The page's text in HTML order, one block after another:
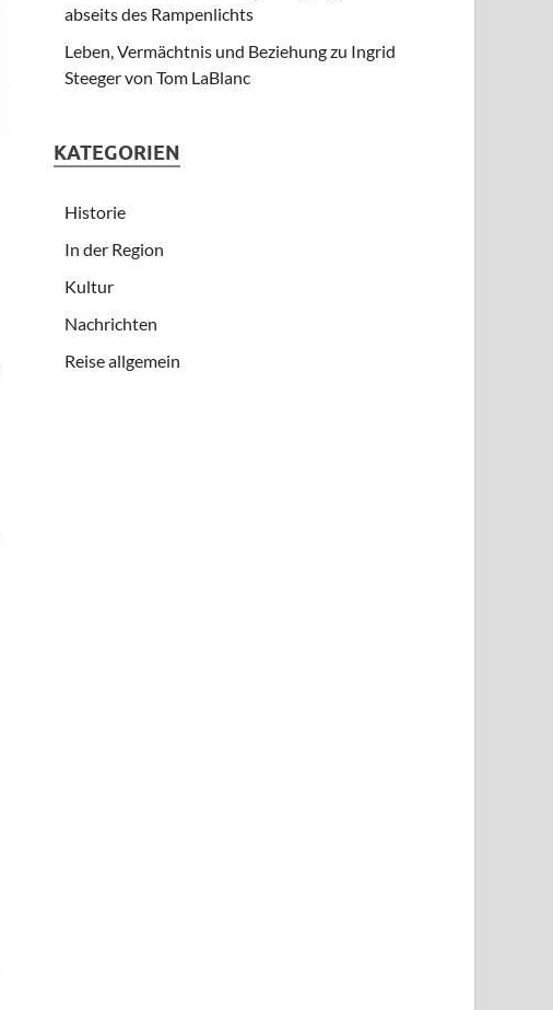
abseits des Rampenlichts
Leben, Vermächtnis und Beziehung zu Ingrid
Steeger von Tom LaBlanc
KATEGORIEN
Historie
In der Region
Kultur
Nachrichten
Reise allgemein